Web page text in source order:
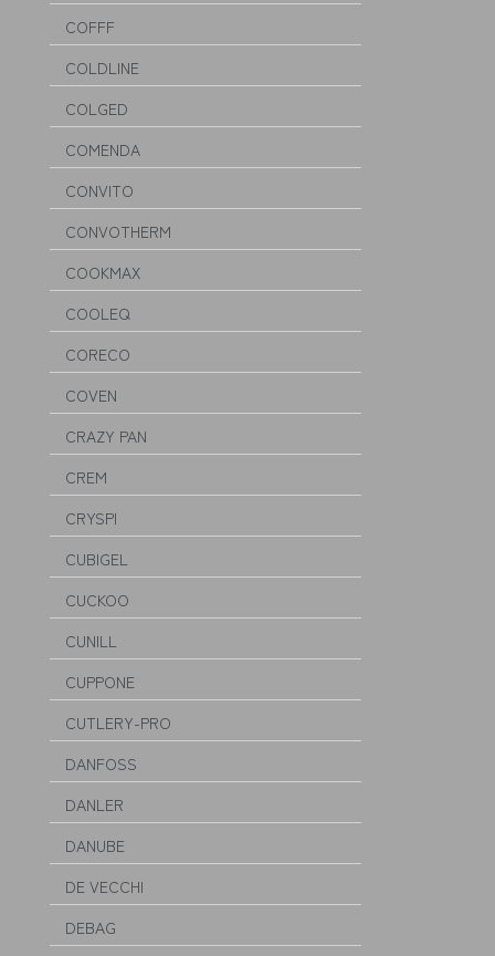
COFFF
COLDLINE
COLGED
COMENDA
CONVITO
CONVOTHERM
COOKMAX
COOLEQ
CORECO
COVEN
CRAZY PAN
CREM
CRYSPI
CUBIGEL
CUCKOO
CUNILL
CUPPONE
CUTLERY-PRO
DANFOSS
DANLER
DANUBE
DE VECCHI
DEBAG